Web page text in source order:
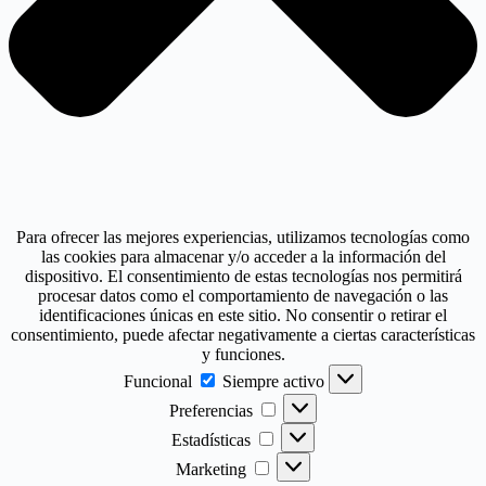
Para ofrecer las mejores experiencias, utilizamos tecnologías como
las cookies para almacenar y/o acceder a la información del
dispositivo. El consentimiento de estas tecnologías nos permitirá
procesar datos como el comportamiento de navegación o las
identificaciones únicas en este sitio. No consentir o retirar el
consentimiento, puede afectar negativamente a ciertas características
y funciones.
Funcional
Funcional
Siempre activo
Preferencias
Preferencias
Estadísticas Estadísticas
Marketing Marketing